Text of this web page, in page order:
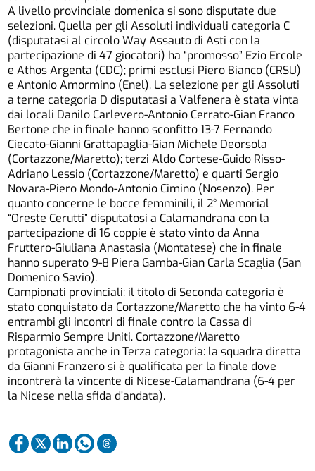
A livello provinciale domenica si sono disputate due
selezioni. Quella per gli Assoluti individuali categoria C
(disputatasi al circolo Way Assauto di Asti con la
partecipazione di 47 giocatori) ha “promosso” Ezio Ercole
e Athos Argenta (CDC); primi esclusi Piero Bianco (CRSU)
e Antonio Amormino (Enel). La selezione per gli Assoluti
a terne categoria D disputatasi a Valfenera è stata vinta
dai locali Danilo Carlevero-Antonio Cerrato-Gian Franco
Bertone che in finale hanno sconfitto 13-7 Fernando
Ciecato-Gianni Grattapaglia-Gian Michele Deorsola
(Cortazzone/Maretto); terzi Aldo Cortese-Guido Risso-
Adriano Lessio (Cortazzone/Maretto) e quarti Sergio
Novara-Piero Mondo-Antonio Cimino (Nosenzo). Per
quanto concerne le bocce femminili, il 2° Memorial
“Oreste Cerutti” disputatosi a Calamandrana con la
partecipazione di 16 coppie è stato vinto da Anna
Fruttero-Giuliana Anastasia (Montatese) che in finale
hanno superato 9-8 Piera Gamba-Gian Carla Scaglia (San
Domenico Savio).
Campionati provinciali: il titolo di Seconda categoria è
stato conquistato da Cortazzone/Maretto che ha vinto 6-4
entrambi gli incontri di finale contro la Cassa di
Risparmio Sempre Uniti. Cortazzone/Maretto
protagonista anche in Terza categoria: la squadra diretta
da Gianni Franzero si è qualificata per la finale dove
incontrerà la vincente di Nicese-Calamandrana (6-4 per
la Nicese nella sfida d’andata).